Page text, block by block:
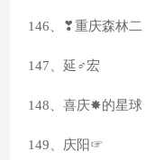
146、❣重庆森林二
147、延♂宏
148、喜庆✸的星球
149、庆阳☞